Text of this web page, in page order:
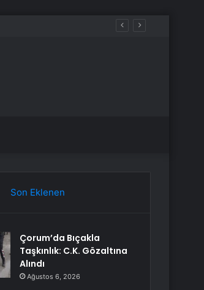
Son Eklenen
Çorum’da Bıçakla
Taşkınlık: C.K. Gözaltına
Alındı
Ağustos 6, 2026